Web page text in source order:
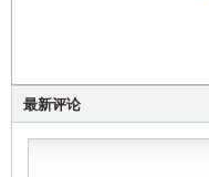
最新评论